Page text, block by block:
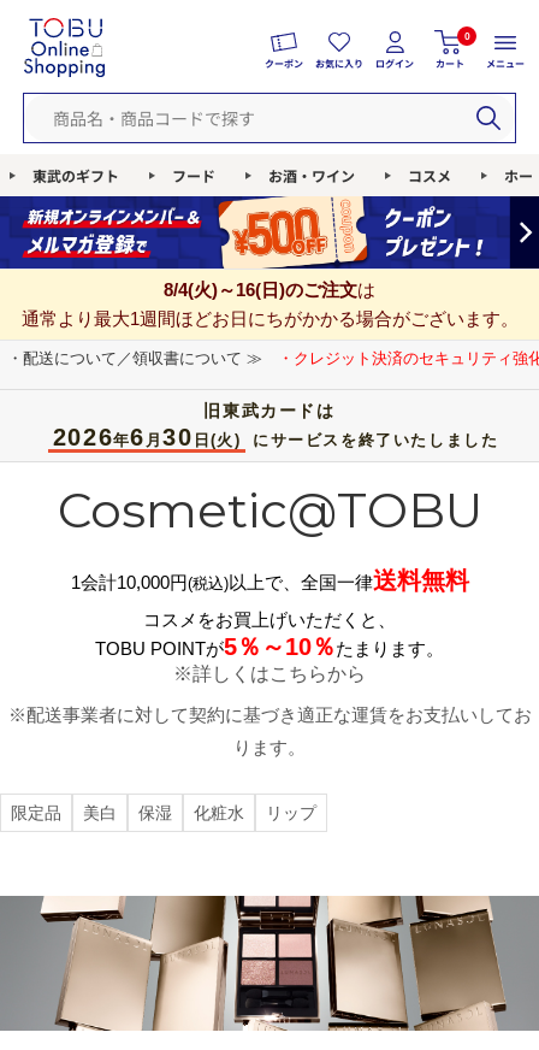
クーポン お気に入り ログイン
0
カート メニュー
東武のギフト フード お酒・ワイン コスメ ホー
8/4(火)～16(日)のご注文は
通常より最大1週間ほどお日にちがかかる場合がございます。
・配送について／領収書について ≫ ・クレジット決済のセキュリティ
旧東武カードは
2026年6 月30 日(火) にサービスを終了いたしました
Cosmetic@TOBU
1会計10,000円(税込)以上で、全国一律送料無料
コスメをお買上げいただくと、
TOBU POINTが5％～10％たまります。
※詳しくはこちらから
※配送事業者に対して契約に基づき適正な運賃をお支払いしてお
ります。
限定品 美白 保湿 化粧水 リップ